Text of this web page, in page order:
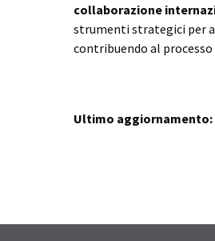
collaborazione
strumenti strategici per
contribuendo al
Ultimo aggiornamento: